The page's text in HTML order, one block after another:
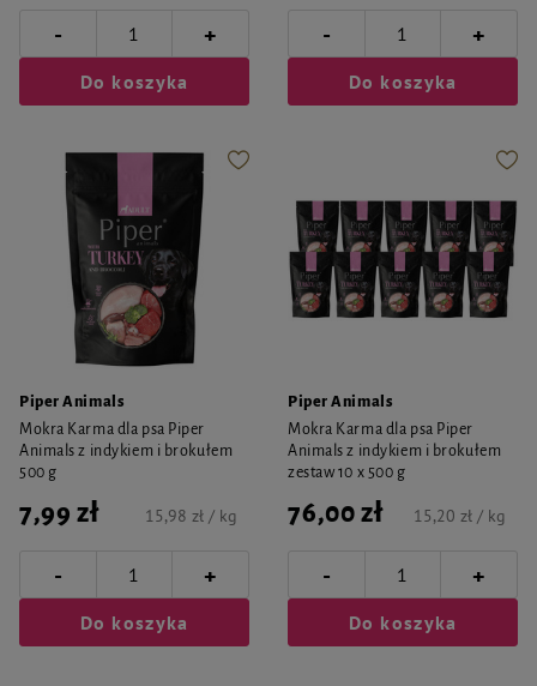
- +
Do koszyka
- +
Do koszyka
Piper Animals
Mokra Karma dla psa Piper
Animals z indykiem i brokułem
500 g
7,99 zł 15,98 zł / kg
- +
Do koszyka
Piper Animals
Mokra Karma dla psa Piper
Animals z indykiem i brokułem
zestaw 10 x 500 g
76,00 zł 15,20 zł / kg
- +
Do koszyka